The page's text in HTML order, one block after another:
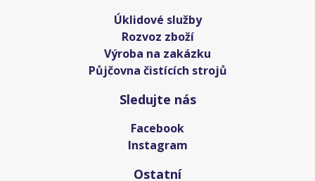
Úklidové služby
Rozvoz zboží
Výroba na zakázku
Půjčovna čistících strojů
Sledujte nás
Facebook
Instagram
Ostatní